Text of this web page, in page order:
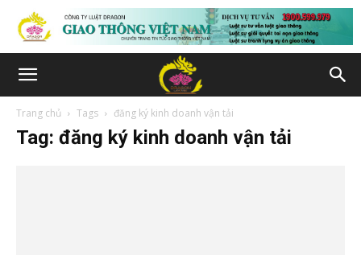
Trang chủ Tags đăng ký kinh doanh vận tải
Tag: đăng ký kinh doanh vận tải